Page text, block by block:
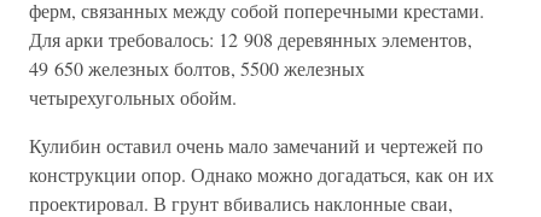
ферм, связанных между собой поперечными крестами.
Для арки требовалось: 12 908 деревянных элементов,
49 650 железных болтов, 5500 железных
четырехугольных обойм.
Кулибин оставил очень мало замечаний и чертежей по
конструкции опор. Однако можно догадаться, как он их
проектировал. В грунт вбивались наклонные сваи,